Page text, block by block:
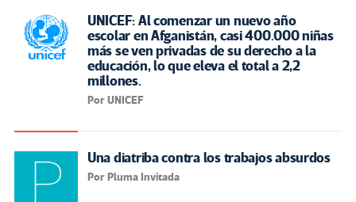
UNICEF: Al comenzar un nuevo año
escolar en Afganistán, casi 400.000 niñas
más se ven privadas de su derecho a la
educación, lo que eleva el total a 2,2
millones.
Por UNICEF
Una diatriba contra los trabajos absurdos
Por Pluma Invitada